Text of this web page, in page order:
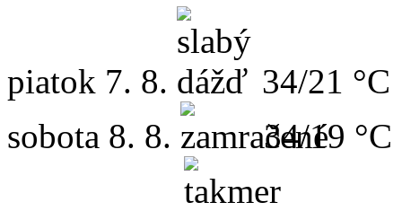
piatok 7. 8.
34/21 °C
sobota 8. 8. 34/19 °C